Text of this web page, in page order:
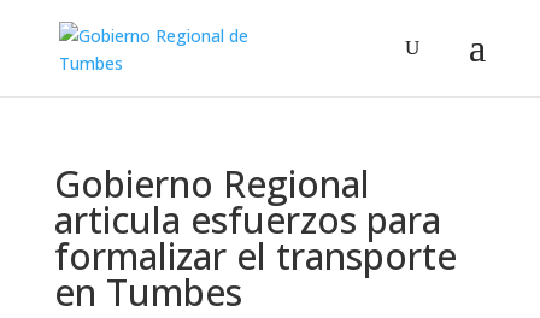
Gobierno Regional
articula esfuerzos para
formalizar el transporte
en Tumbes